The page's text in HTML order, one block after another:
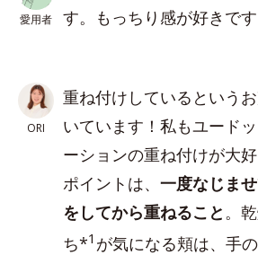
愛用者
す。もっちり感が好きです
ORI
重ね付けしているという
いています！私もユード
ーションの重ね付けが大好
ポイントは、 一度なじま
をしてから重ねること 。
ち*1 が気になる頬は、手